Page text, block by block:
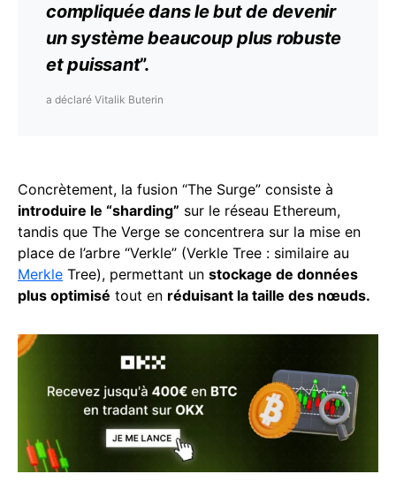
compliquée dans le but de devenir
un système beaucoup plus robuste
et puissant”.
a déclaré Vitalik Buterin
Concrètement, la fusion “The Surge” consiste à
introduire le “sharding” sur le réseau Ethereum,
tandis que The Verge se concentrera sur la mise en
place de l’arbre “Verkle” (Verkle Tree : similaire au
Merkle Tree), permettant un stockage de données
plus optimisé tout en réduisant la taille des nœuds.